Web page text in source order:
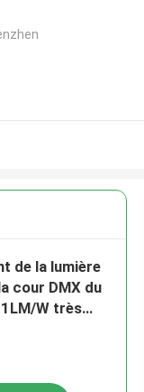
de la lumière
cour DMX du
W très